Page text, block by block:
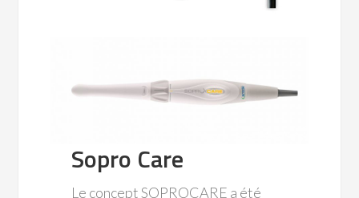
Sopro Care
Le concept SOPROCARE a été